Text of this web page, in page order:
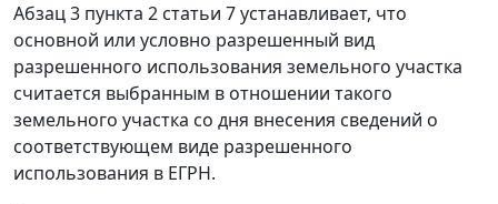
Абзац 3 пункта 2 статьи 7 устанавливает, что
основной или условно разрешенный вид
разрешенного использования земельного участка
считается выбранным в отношении такого
земельного участка со дня внесения сведений о
соответствующем виде разрешенного
использования в ЕГРН.